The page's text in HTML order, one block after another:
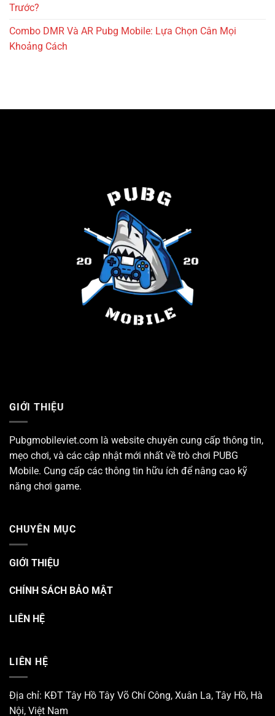
Trước?
Combo DMR Và AR Pubg Mobile: Lựa Chọn Cân Mọi
Khoảng Cách
GIỚI THIỆU
Pubgmobileviet.com là website chuyên cung cấp thông tin,
mẹo chơi, và các cập nhật mới nhất về trò chơi PUBG
Mobile. Cung cấp các thông tin hữu ích để nâng cao kỹ
năng chơi game.
CHUYÊN MỤC
GIỚI THIỆU
CHÍNH SÁCH BẢO MẬT
LIÊN HỆ
LIÊN HỆ
Địa chỉ: KĐT Tây Hồ Tây Võ Chí Công, Xuân La, Tây Hồ, Hà
Nội, Việt Nam